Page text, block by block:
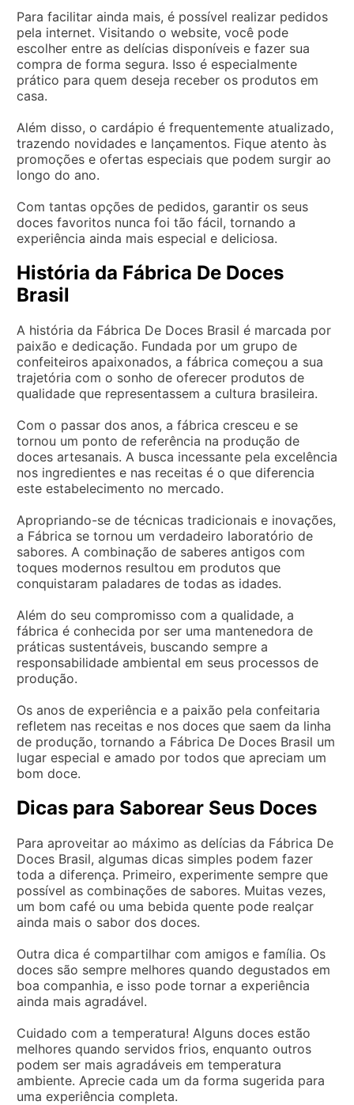
Para facilitar ainda mais, é possível realizar pedidos
pela internet. Visitando o website, você pode
escolher entre as delícias disponíveis e fazer sua
compra de forma segura. Isso é especialmente
prático para quem deseja receber os produtos em
casa.
Além disso, o cardápio é frequentemente atualizado,
trazendo novidades e lançamentos. Fique atento às
promoções e ofertas especiais que podem surgir ao
longo do ano.
Com tantas opções de pedidos, garantir os seus
doces favoritos nunca foi tão fácil, tornando a
experiência ainda mais especial e deliciosa.
História da Fábrica De Doces
Brasil
A história da Fábrica De Doces Brasil é marcada por
paixão e dedicação. Fundada por um grupo de
confeiteiros apaixonados, a fábrica começou a sua
trajetória com o sonho de oferecer produtos de
qualidade que representassem a cultura brasileira.
Com o passar dos anos, a fábrica cresceu e se
tornou um ponto de referência na produção de
doces artesanais. A busca incessante pela excelência
nos ingredientes e nas receitas é o que diferencia
este estabelecimento no mercado.
Apropriando-se de técnicas tradicionais e inovações,
a Fábrica se tornou um verdadeiro laboratório de
sabores. A combinação de saberes antigos com
toques modernos resultou em produtos que
conquistaram paladares de todas as idades.
Além do seu compromisso com a qualidade, a
fábrica é conhecida por ser uma mantenedora de
práticas sustentáveis, buscando sempre a
responsabilidade ambiental em seus processos de
produção.
Os anos de experiência e a paixão pela confeitaria
refletem nas receitas e nos doces que saem da linha
de produção, tornando a Fábrica De Doces Brasil um
lugar especial e amado por todos que apreciam um
bom doce.
Dicas para Saborear Seus Doces
Para aproveitar ao máximo as delícias da Fábrica De
Doces Brasil, algumas dicas simples podem fazer
toda a diferença. Primeiro, experimente sempre que
possível as combinações de sabores. Muitas vezes,
um bom café ou uma bebida quente pode realçar
ainda mais o sabor dos doces.
Outra dica é compartilhar com amigos e família. Os
doces são sempre melhores quando degustados em
boa companhia, e isso pode tornar a experiência
ainda mais agradável.
Cuidado com a temperatura! Alguns doces estão
melhores quando servidos frios, enquanto outros
podem ser mais agradáveis em temperatura
ambiente. Aprecie cada um da forma sugerida para
uma experiência completa.